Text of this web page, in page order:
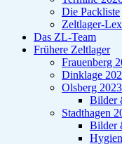
Die Packliste
Zeltlager-
Das ZL-Team
Frühere Zeltlager
Frauenberg
Dinklage
Olsberg
Bilder
Stadthagen
Bilder